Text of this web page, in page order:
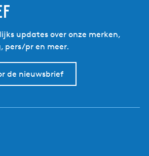
updates over onze merken,
pers/pr en meer.
de nieuwsbrief